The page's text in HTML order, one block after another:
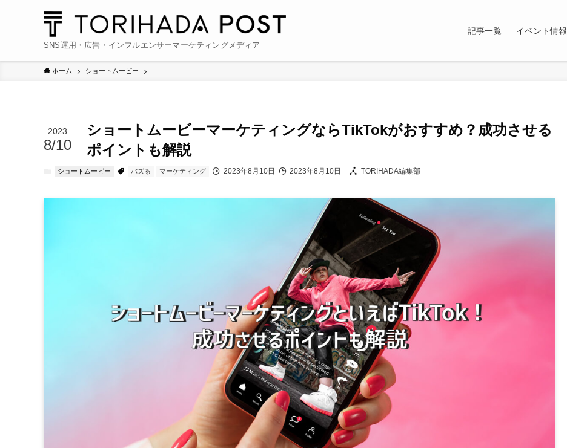
SNS運用・広告・インフルエンサーマーケティングメディア
記事一覧 イベント情報
ホーム ショートムービー
ショートムービーマーケティングならTikTokがおすすめ？成功させる
ポイントも解説
2023
8/10
ショートムービー バズる マーケティング 2023年8月10日 2023年8月10日 TORIHADA編集部